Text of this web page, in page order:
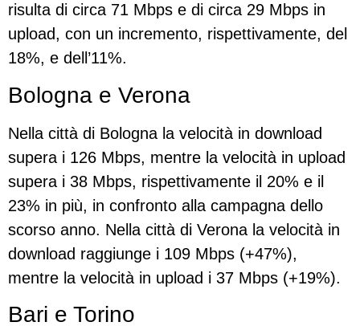
risulta di circa 71 Mbps e di circa 29 Mbps in
upload, con un incremento, rispettivamente, del
18%, e dell’11%.
Bologna e Verona
Nella città di Bologna la velocità in download
supera i 126 Mbps, mentre la velocità in upload
supera i 38 Mbps, rispettivamente il 20% e il
23% in più, in confronto alla campagna dello
scorso anno. Nella città di Verona la velocità in
download raggiunge i 109 Mbps (+47%),
mentre la velocità in upload i 37 Mbps (+19%).
Bari e Torino